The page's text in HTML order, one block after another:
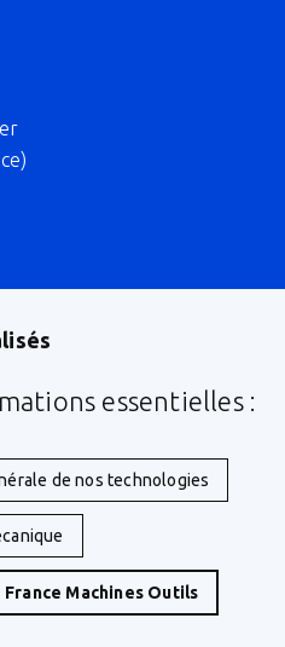
essentielles :
de nos technologies
Machines Outils